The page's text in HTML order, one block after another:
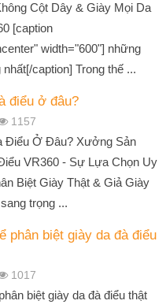
Cột Dây & Giày Mọi Da
[caption
width="600"] những
caption] Trong thế ...
điểu ở đâu?
1157
Điểu Ở Đâu? Xưởng Sản
VR360 - Sự Lựa Chọn Uy
Biệt Giày Thật & Giả Giày
trọng ...
phân biệt giày da đà điểu
1017
biệt giày da đà điểu thật